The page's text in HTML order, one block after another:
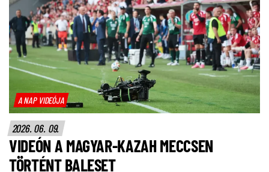
A NAP VIDEÓJA
2026. 06. 09.
VIDEÓN A MAGYAR-KAZAH MECCSEN
TÖRTÉNT BALESET